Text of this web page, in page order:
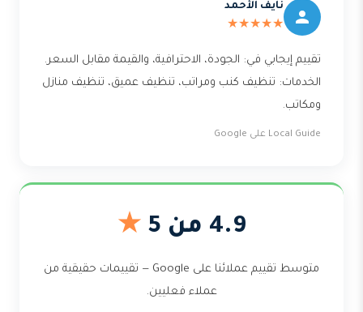
نايف الأحمد
★★★★★
تقييم إيجابي في: الجودة، الاحترافية، والقيمة مقابل السعر.
الخدمات: تنظيف كنب ومراتب، تنظيف عميق، تنظيف منازل
ومكاتب.
Local Guide على Google
4.9 من 5 ★
متوسط تقييم عملائنا على Google — تقييمات حقيقية من
عملاء فعليين.